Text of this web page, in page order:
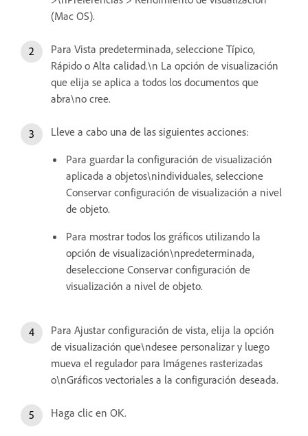
(Mac OS).
Para Vista predeterminada, seleccione Típico,
Rápido o Alta calidad.\n La opción de visualización
que elija se aplica a todos los documentos que
abra\no cree.
Lleve a cabo una de las siguientes acciones:
Para guardar la configuración de visualización
aplicada a objetos\nindividuales, seleccione
Conservar configuración de visualización a nivel
de objeto.
Para mostrar todos los gráficos utilizando la
opción de visualización\npredeterminada,
deseleccione Conservar configuración de
visualización a nivel de objeto.
Para Ajustar configuración de vista, elija la opción
de visualización que\ndesee personalizar y luego
mueva el regulador para Imágenes rasterizadas
o\nGráficos vectoriales a la configuración deseada.
Haga clic en OK.